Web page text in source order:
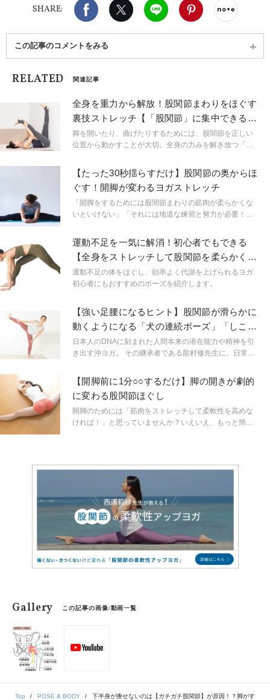
SHARE:
Facebook X（旧twitter）
LINE Pinterest
この記事のコメントをみる
RELATED 関連記事
全身を重力から解放！股関節まわりをほぐす
裏技ストレッチ【「股関節」に集中できる寝
たまま壁ヨガ】
脚を開いたり、曲げたりするためには、股関節を正しい
位置から動かすことが大切。全身の力みを解き放つ「寝
動域が無理なく広がります。
【たった30秒揺らすだけ】股関節の奥からほ
ぐす！開脚が変わるヨガストレッチ
「開脚をするためには股関節まわりの筋肉が柔らかくな
いといけない」「それには地道な練習と努力が必要！」
れるだけでも開脚やあぐらのポーズが変わるヨガストレ
ッチをご紹介。どれだけ開脚が変わるか試してみて！
運動不足を一気に解消！初心者でもできる
【全身をストレッチして股関節を柔らかくす
るヨガポーズ】
運動不足の体をほぐし、効率よく代謝を上げられるヨガ
初心者にもおすすめのポーズを紹介します。
【強い足腰になるヒント】股関節が滑らかに
動くようになる「犬の連続ポーズ」「しこふ
み」「天突き」
日本人のDNAに刻まれた人間本来の潜在能力や精神を引
き出す沖ヨガ。 その継承者である龍村修先生に、日常と
す。
【開脚前に1分○○するだけ】脚の開きが劇的
に変わる股関節ほぐし
開脚のためには「筋肉をストレッチして柔軟性を高めな
ければ！」と思っていませんか？いえいえ、もっと簡単
Gallery この記事の画像/動画一覧
Top POSE & BODY
下半身が痩せないのは【ガチガチ股関節】が原因！？脚がす